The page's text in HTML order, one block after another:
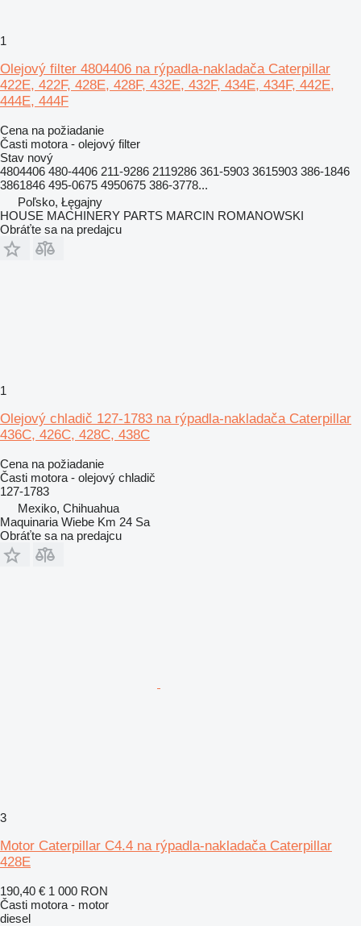
1
Olejový filter 4804406 na rýpadla-nakladača Caterpillar
422E, 422F, 428E, 428F, 432E, 432F, 434E, 434F, 442E,
444E, 444F
Cena na požiadanie
Časti motora - olejový filter
Stav nový
4804406 480-4406 211-9286 2119286 361-5903 3615903 386-1846
3861846 495-0675 4950675 386-3778...
Poľsko, Łęgajny
HOUSE MACHINERY PARTS MARCIN ROMANOWSKI
Obráťte sa na predajcu
1
Olejový chladič 127-1783 na rýpadla-nakladača Caterpillar
436C, 426C, 428C, 438C
Cena na požiadanie
Časti motora - olejový chladič
127-1783
Mexiko, Chihuahua
Maquinaria Wiebe Km 24 Sa
Obráťte sa na predajcu
3
Motor Caterpillar C4.4 na rýpadla-nakladača Caterpillar
428E
190,40 € 1 000 RON
Časti motora - motor
diesel